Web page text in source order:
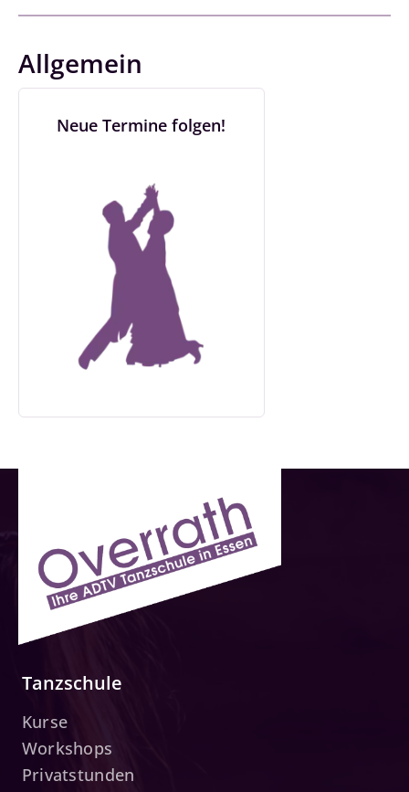
Allgemein
Neue Termine folgen!
Tanzschule
Kurse
Workshops
Privatstunden